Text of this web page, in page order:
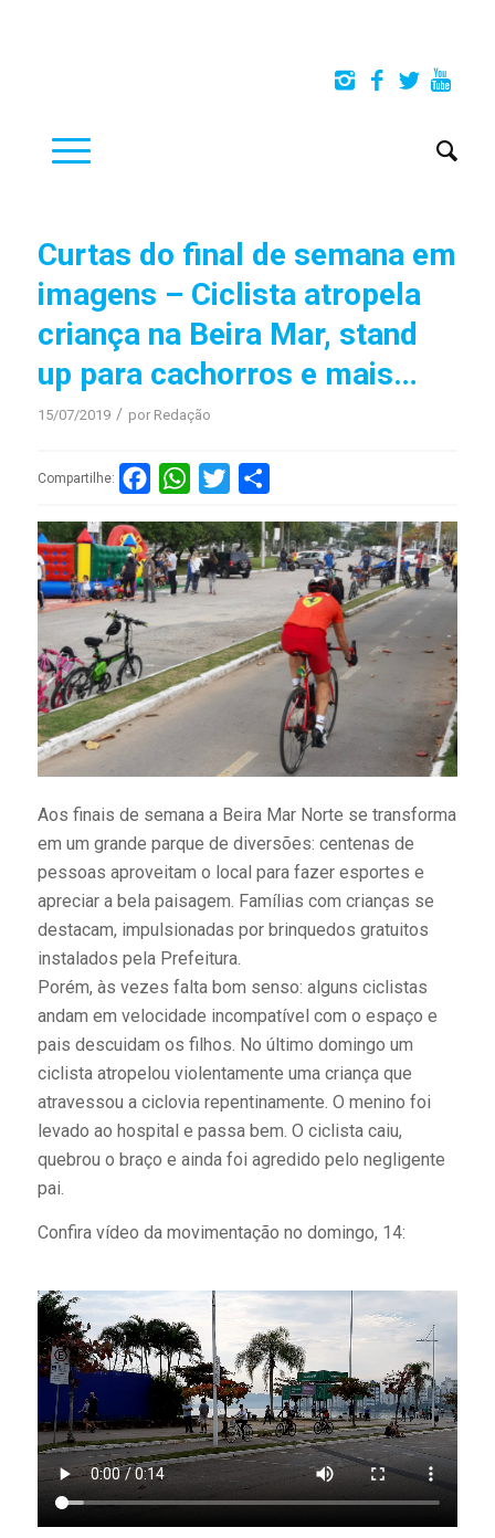
Curtas do final de semana em
imagens – Ciclista atropela
criança na Beira Mar, stand
up para cachorros e mais…
15/07/2019 / por Redação
Compartilhe: FacebookWhatsApp
Twitter
Aos finais de semana a Beira Mar Norte se transforma
em um grande parque de diversões: centenas de
pessoas aproveitam o local para fazer esportes e
apreciar a bela paisagem. Famílias com crianças se
destacam, impulsionadas por brinquedos gratuitos
instalados pela Prefeitura.
Porém, às vezes falta bom senso: alguns ciclistas
andam em velocidade incompatível com o espaço e
pais descuidam os filhos. No último domingo um
ciclista atropelou violentamente uma criança que
atravessou a ciclovia repentinamente. O menino foi
levado ao hospital e passa bem. O ciclista caiu,
quebrou o braço e ainda foi agredido pelo negligente
pai.
Confira vídeo da movimentação no domingo, 14: